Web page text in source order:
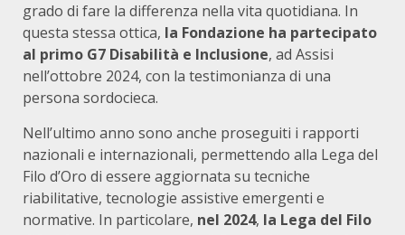
grado di fare la differenza nella vita quotidiana. In
questa stessa ottica, la Fondazione ha partecipato
al primo G7 Disabilità e Inclusione, ad Assisi
nell’ottobre 2024, con la testimonianza di una
persona sordocieca.
Nell’ultimo anno sono anche proseguiti i rapporti
nazionali e internazionali, permettendo alla Lega del
Filo d’Oro di essere aggiornata su tecniche
riabilitative, tecnologie assistive emergenti e
normative. In particolare, nel 2024, la Lega del Filo